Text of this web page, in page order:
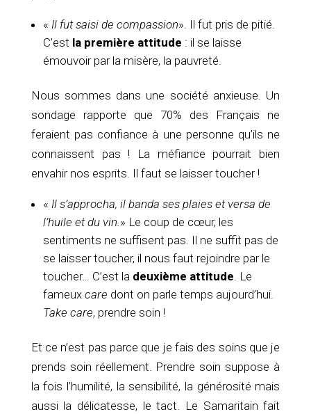
« Il fut saisi de compassion». Il fut pris de pitié.
C’est la première attitude : il se laisse
émouvoir par la misère, la pauvreté.
Nous sommes dans une société anxieuse. Un
sondage rapporte que 70% des Français ne
feraient pas confiance à une personne qu’ils ne
connaissent pas ! La méfiance pourrait bien
envahir nos esprits. Il faut se laisser toucher !
« Il s’approcha, il banda ses plaies et versa de
l’huile et du vin.» Le coup de cœur, les
sentiments ne suffisent pas. Il ne suffit pas de
se laisser toucher, il nous faut rejoindre par le
toucher… C’est la deuxième attitude. Le
fameux care dont on parle temps aujourd’hui.
Take care, prendre soin !
Et ce n’est pas parce que je fais des soins que je
prends soin réellement. Prendre soin suppose à
la fois l’humilité, la sensibilité, la générosité mais
aussi la délicatesse, le tact. Le Samaritain fait